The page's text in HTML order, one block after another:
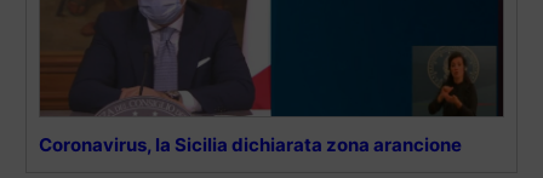
Coronavirus, la Sicilia dichiarata zona arancione